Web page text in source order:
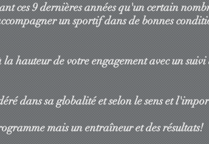
ces 9 dernières années qu'un certain
un sportif dans de bonnes
la hauteur de votre engagement avec un
dans sa globalité et selon le sens et
mais un entraîneur et des résultats!